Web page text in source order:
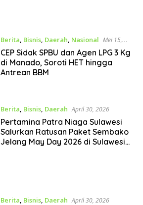
Berita, Bisnis, Daerah, Nasional Mei 15,
2026
CEP Sidak SPBU dan Agen LPG 3 Kg
di Manado, Soroti HET hingga
Antrean BBM
Berita, Bisnis, Daerah April 30, 2026
Pertamina Patra Niaga Sulawesi
Salurkan Ratusan Paket Sembako
Jelang May Day 2026 di Sulawesi
Berita, Bisnis, Daerah April 30, 2026